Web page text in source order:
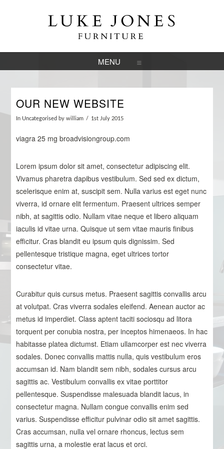
NAVIGATION
OUR NEW WEBSITE
In Uncategorised by william 1st July 2015
viagra 25 mgbroadvisiongroup.com
Lorem ipsum dolor sit amet, consectetur adipiscing elit.
Vivamus pharetra dapibus vestibulum. Sed sed ex dictum,
scelerisque enim at, suscipit sem. Nulla varius est eget nunc
viverra, id ornare elit fermentum. Praesent ultrices semper
nibh, at sagittis odio. Nullam vitae neque et libero aliquam
iaculis id vitae urna. Quisque ut sem vitae mauris finibus
efficitur. Cras blandit eu ipsum quis dignissim. Sed
pellentesque tristique magna, eget ultrices tortor
consectetur vitae.
Curabitur quis cursus metus. Praesent sagittis convallis arcu
at volutpat. Cras viverra sodales eleifend. Aenean auctor ac
metus id imperdiet. Class aptent taciti sociosqu ad litora
torquent per conubia nostra, per inceptos himenaeos. In hac
habitasse platea dictumst. Etiam ullamcorper est nec viverra
sodales. Donec convallis mattis nulla, quis vestibulum eros
accumsan id. Nam blandit sem nibh, sodales cursus arcu
sagittis ac. Vestibulum convallis ex vitae porttitor
pellentesque. Suspendisse malesuada blandit lacus, in
consectetur magna. Nullam congue convallis enim sed
varius. Suspendisse efficitur pulvinar odio sit amet sagittis.
Cras accumsan, nulla vel ornare rhoncus, lectus sem
sagittis urna, a molestie erat lacus et orci.